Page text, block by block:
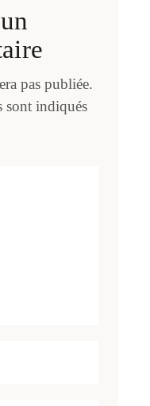
pas publiée.
sont indiqués